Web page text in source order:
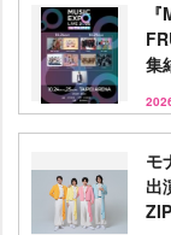
集
モ
出